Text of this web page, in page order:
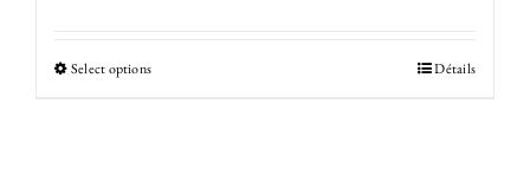
Select options Détails